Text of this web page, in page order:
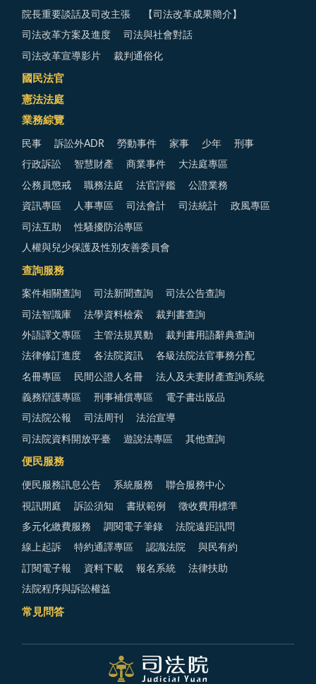
院長重要談話及司改主張 【司法改革成果簡介】
司法改革方案及進度 司法與社會對話
司法改革宣導影片 裁判通俗化
國民法官
憲法法庭
業務綜覽
民事 訴訟外ADR 勞動事件 家事 少年 刑事
行政訴訟 智慧財產 商業事件 大法庭專區
公務員懲戒 職務法庭 法官評鑑 公證業務
資訊專區 人事專區 司法會計 司法統計 政風專區
司法互助 性騷擾防治專區
人權與兒少保護及性別友善委員會
查詢服務
案件相關查詢 司法新聞查詢 司法公告查詢
司法智識庫 法學資料檢索 裁判書查詢
外語譯文專區 主管法規異動 裁判書用語辭典查詢
法律修訂進度 各法院資訊 各級法院法官事務分配
名冊專區 民間公證人名冊 法人及夫妻財產查詢系統
義務辯護專區 刑事補償專區 電子書出版品
司法院公報 司法周刊 法治宣導
司法院資料開放平臺 遊說法專區 其他查詢
便民服務
便民服務訊息公告 系統服務 聯合服務中心
視訊開庭 訴訟須知 書狀範例 徵收費用標準
多元化繳費服務 調閱電子筆錄 法院遠距訊問
線上起訴 特約通譯專區 認識法院 與民有約
訂閱電子報 資料下載 報名系統 法律扶助
法院程序與訴訟權益
常見問答